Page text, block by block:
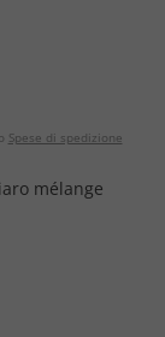
Spese di spedizione
mélange